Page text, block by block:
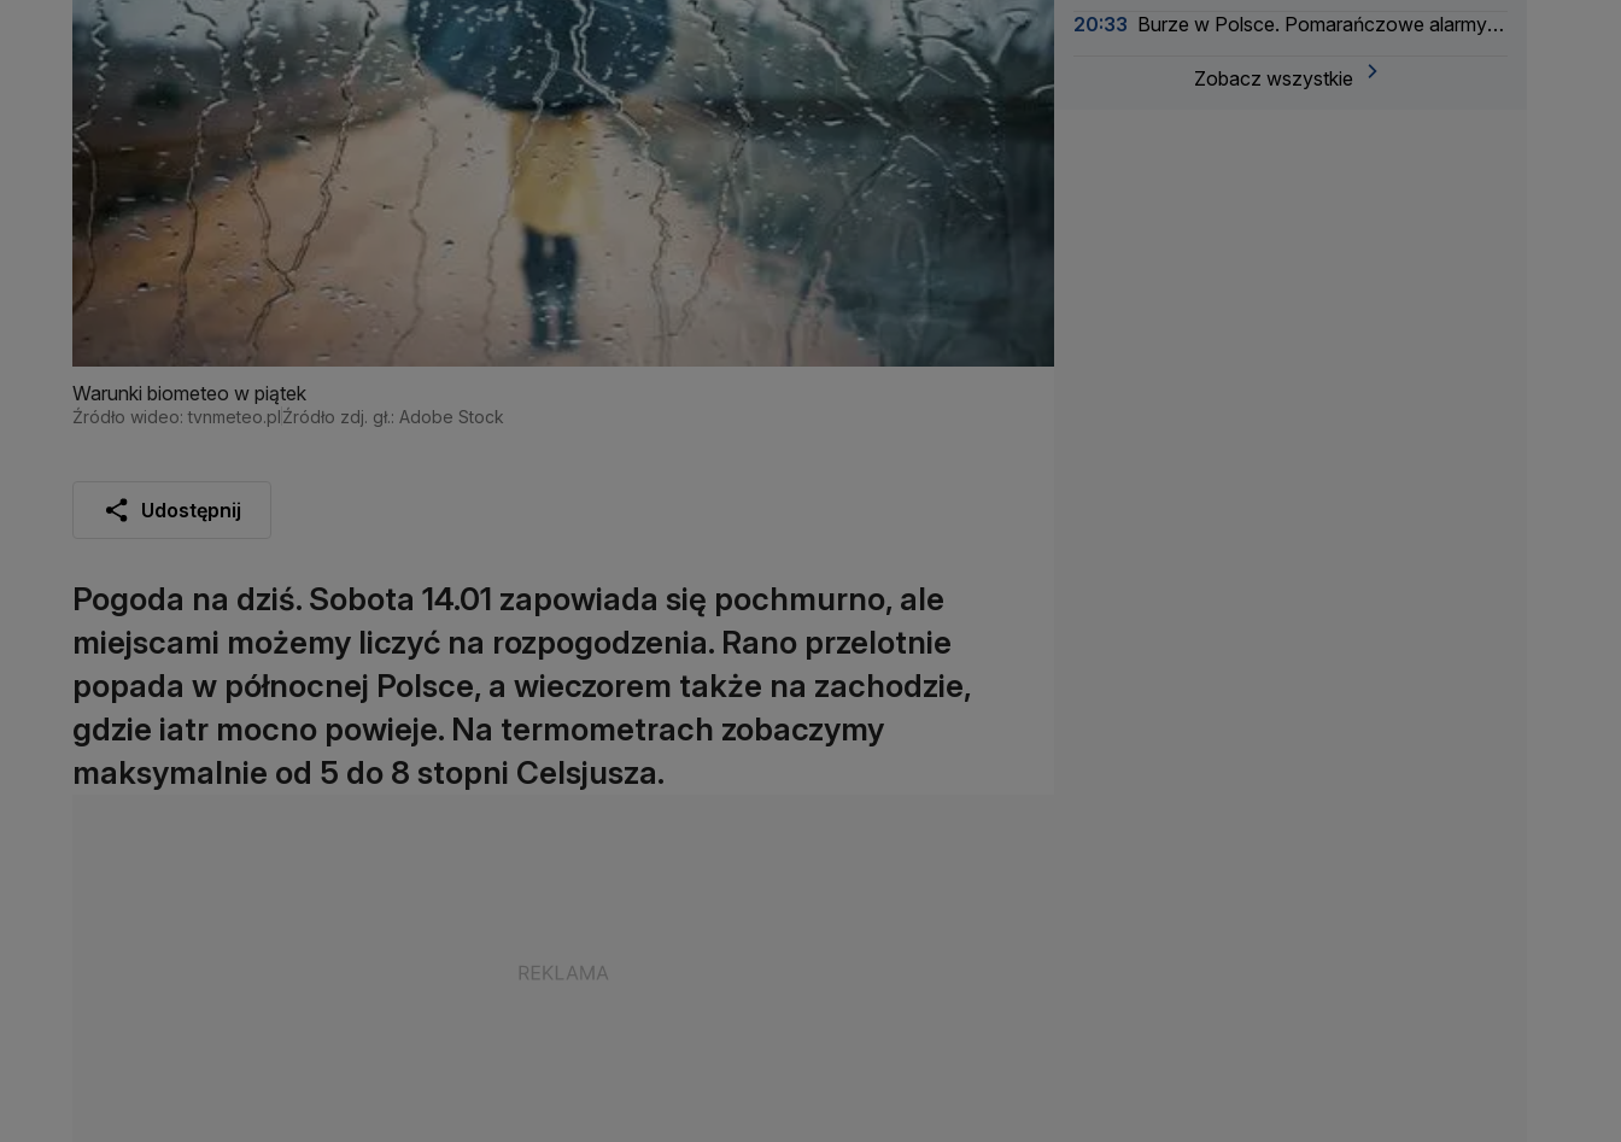
Warunki biometeo w piątek
Źródło wideo: tvnmeteo.plŹródło zdj. gł.: Adobe Stock
Udostępnij
Pogoda na dziś. Sobota 14.01 zapowiada się pochmurno, ale
miejscami możemy liczyć na rozpogodzenia. Rano przelotnie
popada w północnej Polsce, a wieczorem także na zachodzie,
gdzie iatr mocno powieje. Na termometrach zobaczymy
maksymalnie od 5 do 8 stopni Celsjusza.
20:33 Burze w Polsce. Pomarańczowe alarmy w
Zobacz wszystkie